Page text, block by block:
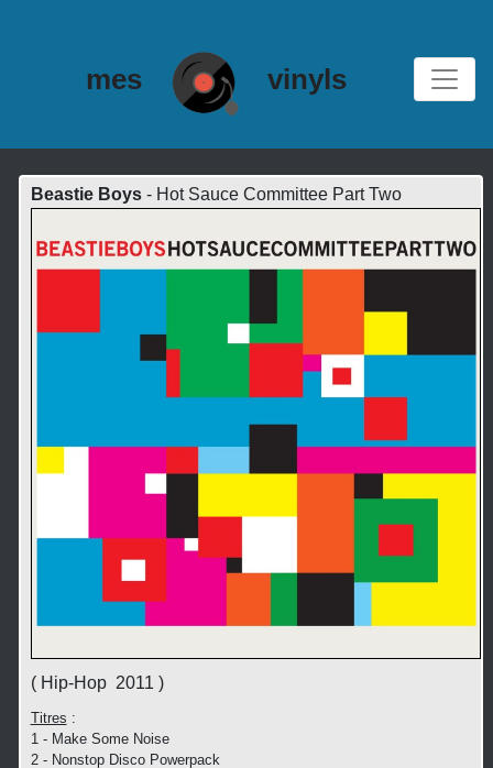
mes vinyls
Beastie Boys- Hot Sauce Committee Part Two
( Hip-Hop 2011 )
Titres :
1 - Make Some Noise
2 - Nonstop Disco Powerpack